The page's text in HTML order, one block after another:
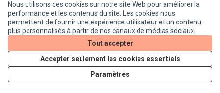
Nous utilisons des cookies sur notre site Web pour améliorer la
performance et les contenus du site. Les cookies nous
permettent de fournir une expérience utilisateur et un contenu
plus personnalisés à partir de nos canaux de médias sociaux.
Tout accepter
Accepter seulement les cookies essentiels
Paramètres
Conditions d'utilisation
Paramètres des cookies
Je participe ! sur X
(Lien externe)
Je participe ! sur Facebook
Je participe ! sur Instagram
Site réalisé grâce aulogiciel libre Decidim .
Licence
(Lien